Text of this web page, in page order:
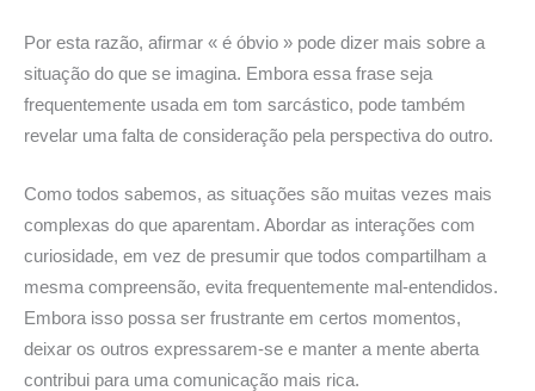
Por esta razão, afirmar « é óbvio » pode dizer mais sobre a
situação do que se imagina. Embora essa frase seja
frequentemente usada em tom sarcástico, pode também
revelar uma falta de consideração pela perspectiva do outro.
Como todos sabemos, as situações são muitas vezes mais
complexas do que aparentam. Abordar as interações com
curiosidade, em vez de presumir que todos compartilham a
mesma compreensão, evita frequentemente mal-entendidos.
Embora isso possa ser frustrante em certos momentos,
deixar os outros expressarem-se e manter a mente aberta
contribui para uma comunicação mais rica.